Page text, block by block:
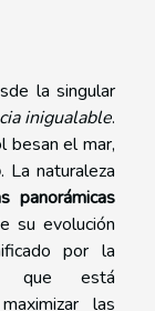
la singular
inigualable.
besan el mar,
. La naturaleza
panorámicas
su evolución
por la
está
las